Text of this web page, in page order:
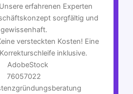
erfahrenen Experten
sorgfältig und
gewissenhaft.
versteckten Kosten! Eine
inklusive.